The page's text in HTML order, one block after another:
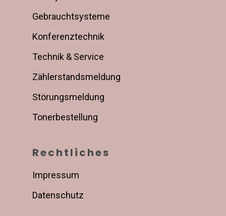
Gebrauchtsysteme
Konferenztechnik
Technik & Service
Zählerstandsmeldung
Störungsmeldung
Tonerbestellung
Rechtliches
Impressum
Datenschutz